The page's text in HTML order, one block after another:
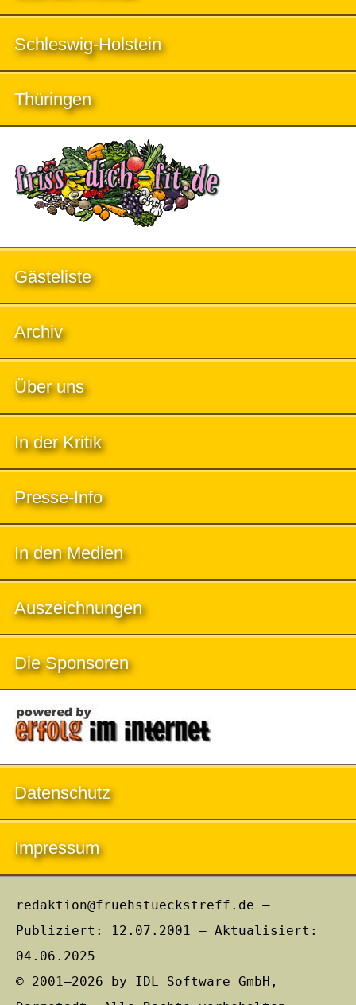
Schleswig-Holstein
Thüringen
Gästeliste
Archiv
Über uns
In der Kritik
Presse-Info
In den Medien
Auszeichnungen
Die Sponsoren
Datenschutz
Impressum
redaktion@fruehstueckstreff.de –
Publiziert: 12.07.2001 – Aktualisiert:
04.06.2025
© 2001–2026 by IDL Software GmbH,